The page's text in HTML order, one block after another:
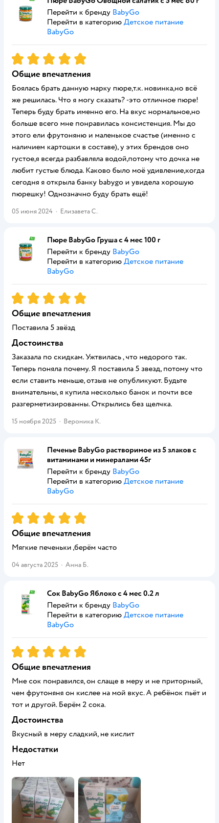
Перейти к бренду BabyGo
Перейти в категорию Детское питание
BabyGo
Рейтинг:5
Общие впечатления
Боялась брать данную марку пюре,т.к. новинка,но всё
же решилась. Что я могу сказать? -это отличное пюре!
Теперь буду брать именно его. На вкус нормальное,но
больше всего мне понравилась консистенция. Мы до
этого ели фрутоняню и маленькое счастье (именно с
наличием картошки в составе), у этих брендов оно
густое,я всегда разбавляла водой,потому что дочка не
любит густые блюда. Каково было моё удивление,когда
сегодня я открыла банку babygo и увидела хорошую
пюрешку! Однозначно буду брать ещё!
05 июня 2024 · Елизавета С.
Пюре BabyGo Груша с 4 мес 100 г
Перейти к бренду BabyGo
Перейти в категорию Детское питание
BabyGo
Рейтинг:5
Общие впечатления
Поставила 5 звёзд
Достоинства
Заказала по скидкам. Ужтвилась , что недорого так.
Теперь поняла почему. Я поставила 5 звезд, потому что
если ставить меньше, отзыв не опубликуют. Будьте
внимательны, я купила несколько банок и почти все
разгерметизированны. Открылись без щелчка.
15 ноября 2025 · Вероника К.
Печенье BabyGo растворимое из 5 злаков с
витаминами и минералами 45г
Перейти к бренду BabyGo
Перейти в категорию Детское питание
BabyGo
Рейтинг:5
Общие впечатления
Мягкие печеньки ,берём часто
04 августа 2025 · Анна Б.
Сок BabyGo Яблоко с 4 мес 0.2 л
Перейти к бренду BabyGo
Перейти в категорию Детское питание
BabyGo
Рейтинг:5
Общие впечатления
Мне сок понравился, он слаще в меру и не приторный,
чем фрутоняня он кислее на мой вкус. А ребёнок пьёт и
тот и другой. Берём 2 сока.
Достоинства
Вкусный в меру сладкий, не кислит
Недостатки
Нет